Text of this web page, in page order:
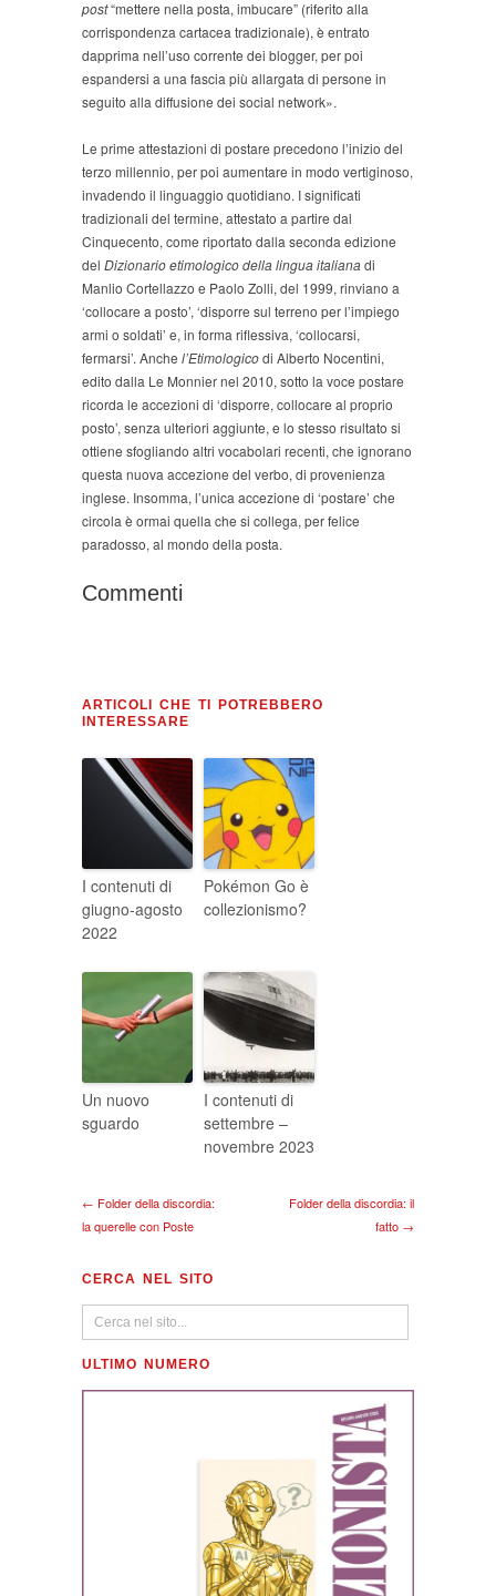
post“mettere nella posta, imbucare” (riferito alla
corrispondenza cartacea tradizionale), è entrato
dapprima nell’uso corrente dei blogger, per poi
espandersi a una fascia più allargata di persone in
seguito alla diffusione dei social network».
Le prime attestazioni di postare precedono l’inizio del
terzo millennio, per poi aumentare in modo vertiginoso,
invadendo il linguaggio quotidiano. I significati
tradizionali del termine, attestato a partire dal
Cinquecento, come riportato dalla seconda edizione
del Dizionario etimologico della lingua italianadi
Manlio Cortellazzo e Paolo Zolli, del 1999, rinviano a
‘collocare a posto’, ‘disporre sul terreno per l’impiego
armi o soldati’ e, in forma riflessiva, ‘collocarsi,
fermarsi’. Anche l’Etimologicodi Alberto Nocentini,
edito dalla Le Monnier nel 2010, sotto la voce postare
ricorda le accezioni di ‘disporre, collocare al proprio
posto’, senza ulteriori aggiunte, e lo stesso risultato si
ottiene sfogliando altri vocabolari recenti, che ignorano
questa nuova accezione del verbo, di provenienza
inglese. Insomma, l’unica accezione di ‘postare’ che
circola è ormai quella che si collega, per felice
paradosso, al mondo della posta.
Commenti
ARTICOLI CHE TI POTREBBERO
INTERESSARE
I contenuti di
giugno-agosto
2022
Pokémon Go è
collezionismo?
Un nuovo
sguardo
I contenuti di
settembre –
novembre 2023
← Folder della discordia:
la querelle con Poste
Folder della discordia: il
fatto →
CERCA NEL SITO
ULTIMO NUMERO